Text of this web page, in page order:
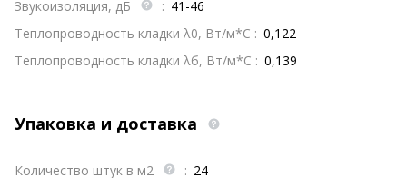
Звукоизоляция, дБ
: 41-46
Теплопроводность кладки λ0, Вт/м*С : 0,122
Теплопроводность кладки λб, Вт/м*С : 0,139
Упаковка и доставка
Количество штук в м2 : 24